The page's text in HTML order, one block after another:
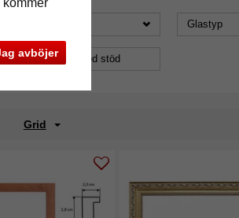
kommer
avböjer
Glastyp
Baksida med stöd
Grid